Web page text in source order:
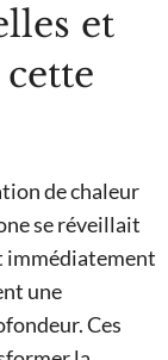
et
de chaleur
se réveillait
immédiatement
une
Ces